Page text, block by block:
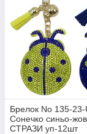
Брелок No 135-23-
Сонечко синьо-
СТРАЗИ уп-12шт